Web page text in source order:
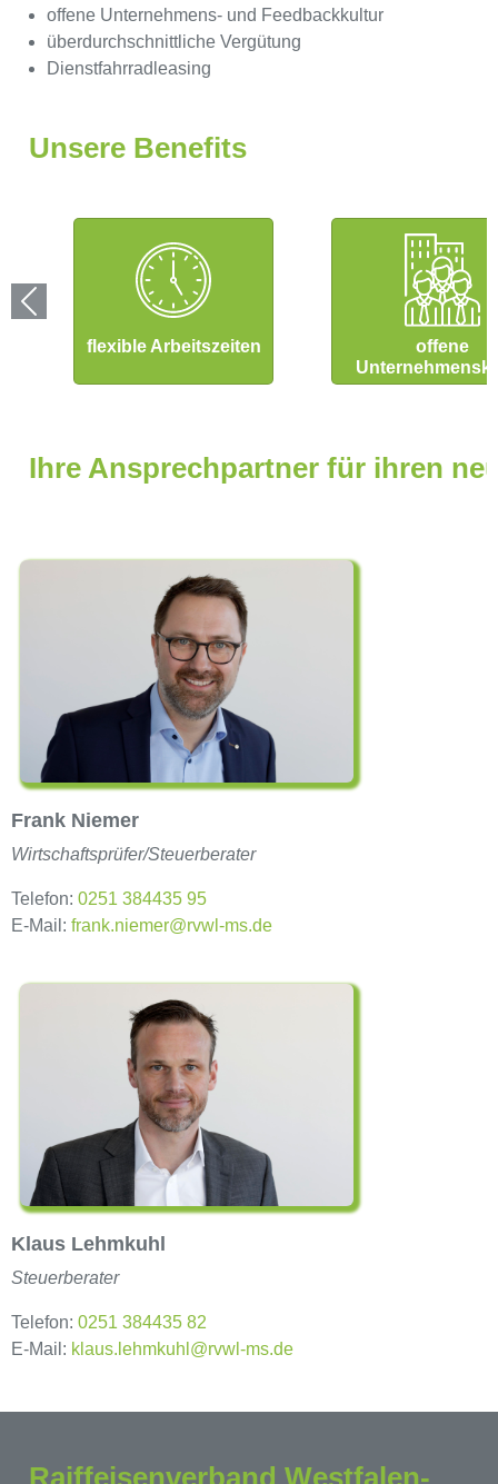
offene Unternehmens- und Feedbackkultur
überdurchschnittliche Vergütung
Dienstfahrradleasing
Unsere Benefits
flexible Arbeitszeiten
offene
Ihre Ansprechpartner für ihren
Frank Niemer
Wirtschaftsprüfer/Steuerberater
Telefon: 0251 384435 95
E-Mail: frank.niemer@rvwl-ms.de
Klaus Lehmkuhl
Steuerberater
Telefon: 0251 384435 82
E-Mail: klaus.lehmkuhl@rvwl-ms.de
Raiffeisenverband Westfalen-